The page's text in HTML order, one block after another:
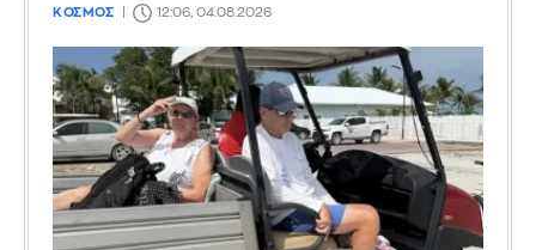
ΚΟΣΜΟΣ 12:06, 04.08.2026